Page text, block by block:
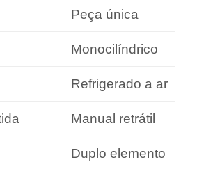
Peça única
Monocilíndrico
Refrigerado a ar
Manual retrátil
Duplo elemento